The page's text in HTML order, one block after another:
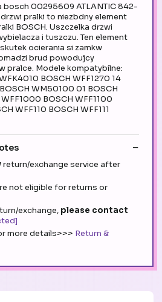
bosch 00295609 ATLANTIC 842-
pralki to niezbdny element
BOSCH. Uszczelka drzwi
i tuszczu. Ten element
ocierania si zamkw
brud powodujcy
pralce. Modele kompatybilne:
BOSCH WFF1270 14
WM50100 01 BOSCH
BOSCH WFF1100
WFF110 BOSCH WFF111
return/exchange service after
not eligible for returns or
exchange, please contact
more details>>> Return &